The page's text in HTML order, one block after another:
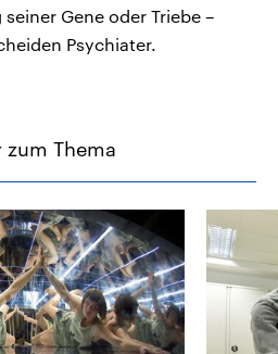
Gene oder Triebe –
Psychiater.
zum Thema